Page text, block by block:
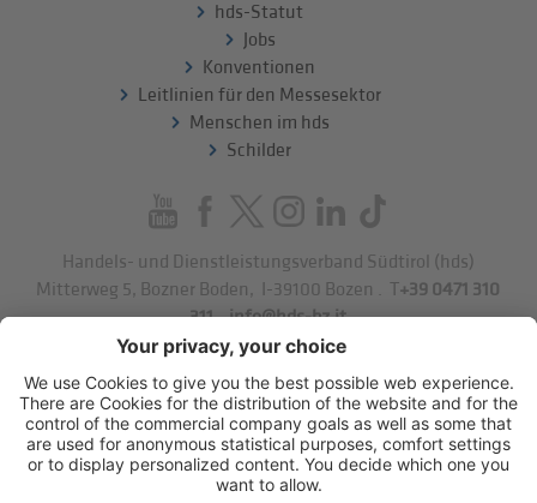
hds-Statut
Jobs
Konventionen
Leitlinien für den Messesektor
Menschen im hds
Schilder
Handels- und Dienstleistungsverband Südtirol (hds)
Mitterweg 5, Bozner Boden
I-39100 Bozen . T+39 0471 310
311.info@hds-bz.it
Impressum
Datenschutzerklärung
Cookie-Einstellungen
Sitemap